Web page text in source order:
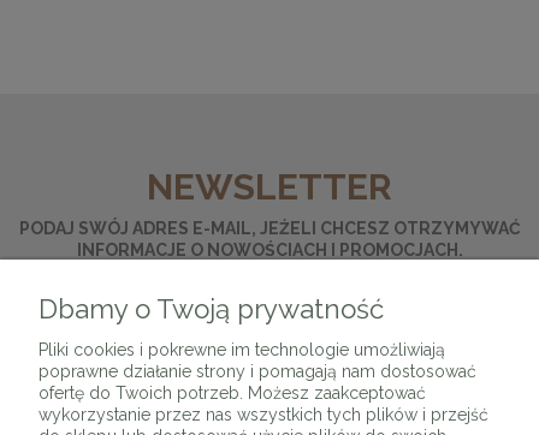
NEWSLETTER
PODAJ SWÓJ ADRES E-MAIL, JEŻELI CHCESZ OTRZYMYWAĆ
INFORMACJE O NOWOŚCIACH I PROMOCJACH.
Dbamy o Twoją prywatność
Pliki cookies i pokrewne im technologie umożliwiają
poprawne działanie strony i pomagają nam dostosować
ofertę do Twoich potrzeb. Możesz zaakceptować
wykorzystanie przez nas wszystkich tych plików i przejść